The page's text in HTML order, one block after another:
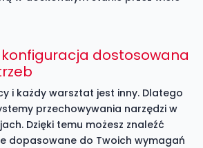
dostosowana
i każdy warsztat jest inny. Dlatego
przechowywania narzędzi w
Dzięki temu możesz znaleźć
dopasowane do Twoich wymagań